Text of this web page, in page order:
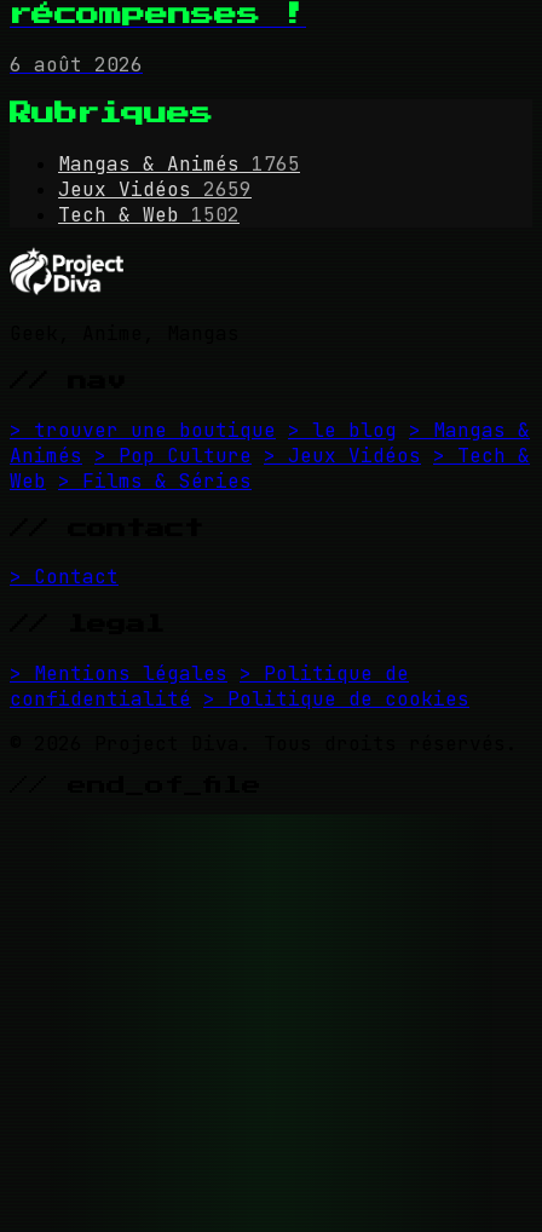
récompenses !
6 août 2026
Rubriques
Mangas & Animés
1765
Jeux Vidéos
2659
Tech & Web 1502
> trouver une boutique > le blog > Mangas &
Animés
> Pop Culture > Jeux Vidéos
> Tech &
Web > Films & Séries
> Contact
> Mentions légales
> Politique de
confidentialité > Politique de cookies